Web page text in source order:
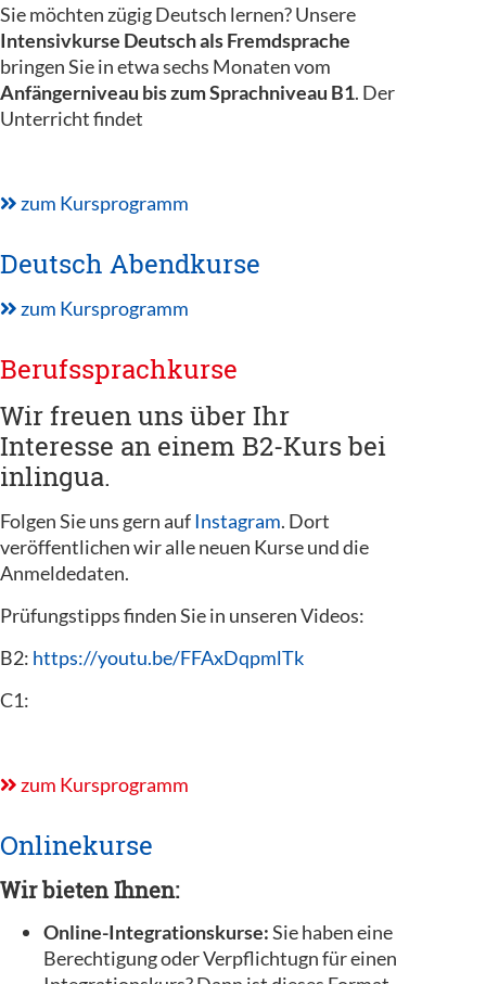
Sie möchten zügig Deutsch lernen? Unsere
Intensivkurse Deutsch als Fremdsprache
bringen Sie in etwa sechs Monaten vom
Anfängerniveau bis zum Sprachniveau B1. Der
Unterricht findet
zum Kursprogramm
Deutsch Abendkurse
zum Kursprogramm
Berufssprachkurse
Wir freuen uns über Ihr
Interesse an einem B2-Kurs bei
inlingua.
Folgen Sie uns gern aufInstagram. Dort
veröffentlichen wir alle neuen Kurse und die
Anmeldedaten.
Prüfungstipps finden Sie in unseren Videos:
B2: https://youtu.be/FFAxDqpmlTk
C1:
zum Kursprogramm
Onlinekurse
Wir bieten Ihnen:
Online-Integrationskurse:Sie haben eine
Berechtigung oder Verpflichtugn für einen